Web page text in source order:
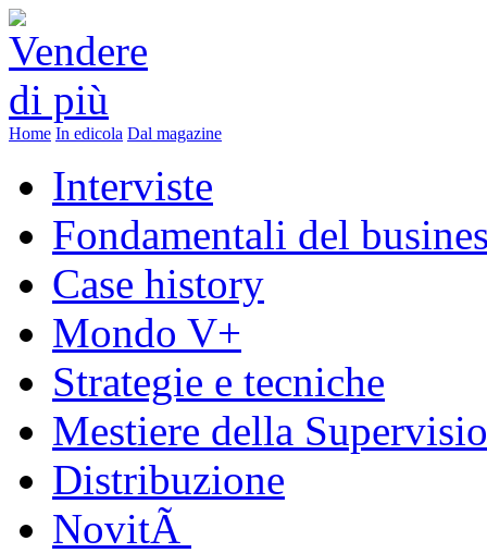
Home In edicola Dal magazine
Interviste
Fondamentali del
Case history
Mondo V+
Strategie e tecniche
Mestiere della
Distribuzione
NovitÃ